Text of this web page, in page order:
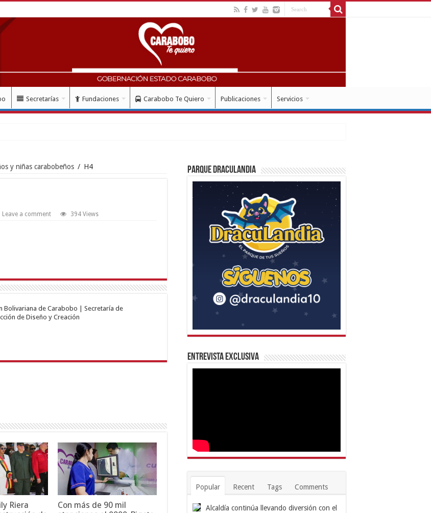
Secretarías Fundaciones Carabobo Te Quiero Publicaciones Servicios
g
y niñas carabobeños / H4
Leave a comment 394 Views
Bolivariana de Carabobo | Secretaría de
de Diseño y Creación
Riera
Con más de 90 mil
Parque Draculandia
Entrevista Exclusiva
Popular Recent Tags Comments
Alcaldía continúa llevando diversión con el